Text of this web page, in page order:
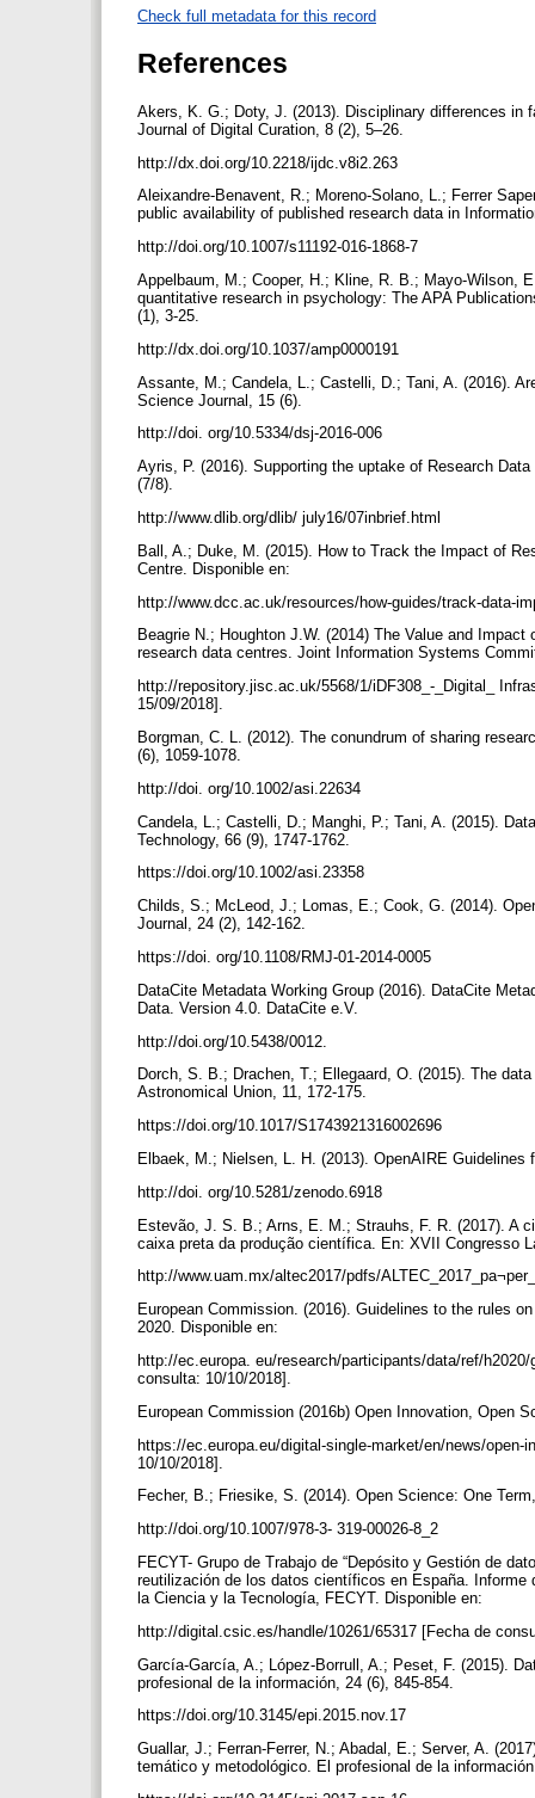
Check full metadata for this record
References
Akers, K. G.; Doty, J. (2013). Disciplinary differences in
Journal of Digital Curation, 8 (2), 5–26.
http://dx.doi.org/10.2218/ijdc.v8i2.263
Aleixandre-Benavent, R.; Moreno-Solano, L.; Ferrer
public availability of published research data in
http://doi.org/10.1007/s11192-016-1868-7
Appelbaum, M.; Cooper, H.; Kline, R. B.; Mayo-Wilson,
quantitative research in psychology: The APA
(1), 3-25.
http://dx.doi.org/10.1037/amp0000191
Assante, M.; Candela, L.; Castelli, D.; Tani, A. (2016).
Science Journal, 15 (6).
http://doi. org/10.5334/dsj-2016-006
Ayris, P. (2016). Supporting the uptake of Research
(7/8).
http://www.dlib.org/dlib/ july16/07inbrief.html
Ball, A.; Duke, M. (2015). How to Track the Impact of
Centre. Disponible en:
http://www.dcc.ac.uk/resources/how-guides/track-data-
Beagrie N.; Houghton J.W. (2014) The Value and
research data centres. Joint Information Systems
http://repository.jisc.ac.uk/5568/1/iDF308_-_Digital_
15/09/2018].
Borgman, C. L. (2012). The conundrum of sharing
(6), 1059-1078.
http://doi. org/10.1002/asi.22634
Candela, L.; Castelli, D.; Manghi, P.; Tani, A. (2015).
Technology, 66 (9), 1747-1762.
https://doi.org/10.1002/asi.23358
Childs, S.; McLeod, J.; Lomas, E.; Cook, G. (2014).
Journal, 24 (2), 142-162.
https://doi. org/10.1108/RMJ-01-2014-0005
DataCite Metadata Working Group (2016). DataCite
Data. Version 4.0. DataCite e.V.
http://doi.org/10.5438/0012.
Dorch, S. B.; Drachen, T.; Ellegaard, O. (2015). The
Astronomical Union, 11, 172-175.
https://doi.org/10.1017/S1743921316002696
Elbaek, M.; Nielsen, L. H. (2013). OpenAIRE
http://doi. org/10.5281/zenodo.6918
Estevão, J. S. B.; Arns, E. M.; Strauhs, F. R. (2017). A
caixa preta da produção científica. En: XVII Congresso
http://www.uam.mx/altec2017/pdfs/
European Commission. (2016). Guidelines to the rules
2020. Disponible en:
http://ec.europa. eu/research/participants/data/ref/
consulta: 10/10/2018].
European Commission (2016b) Open Innovation, Open
https://ec.europa.eu/digital-single-market/en/news/open-
10/10/2018].
Fecher, B.; Friesike, S. (2014). Open Science: One
http://doi.org/10.1007/978-3- 319-00026-8_2
FECYT- Grupo de Trabajo de “Depósito y Gestión de
reutilización de los datos científicos en España. Informe
la Ciencia y la Tecnología, FECYT. Disponible en:
http://digital.csic.es/handle/10261/65317 [Fecha de
García-García, A.; López-Borrull, A.; Peset, F. (2015).
profesional de la información, 24 (6), 845-854.
https://doi.org/10.3145/epi.2015.nov.17
Guallar, J.; Ferran-Ferrer, N.; Abadal, E.; Server, A.
temático y metodológico. El profesional de la